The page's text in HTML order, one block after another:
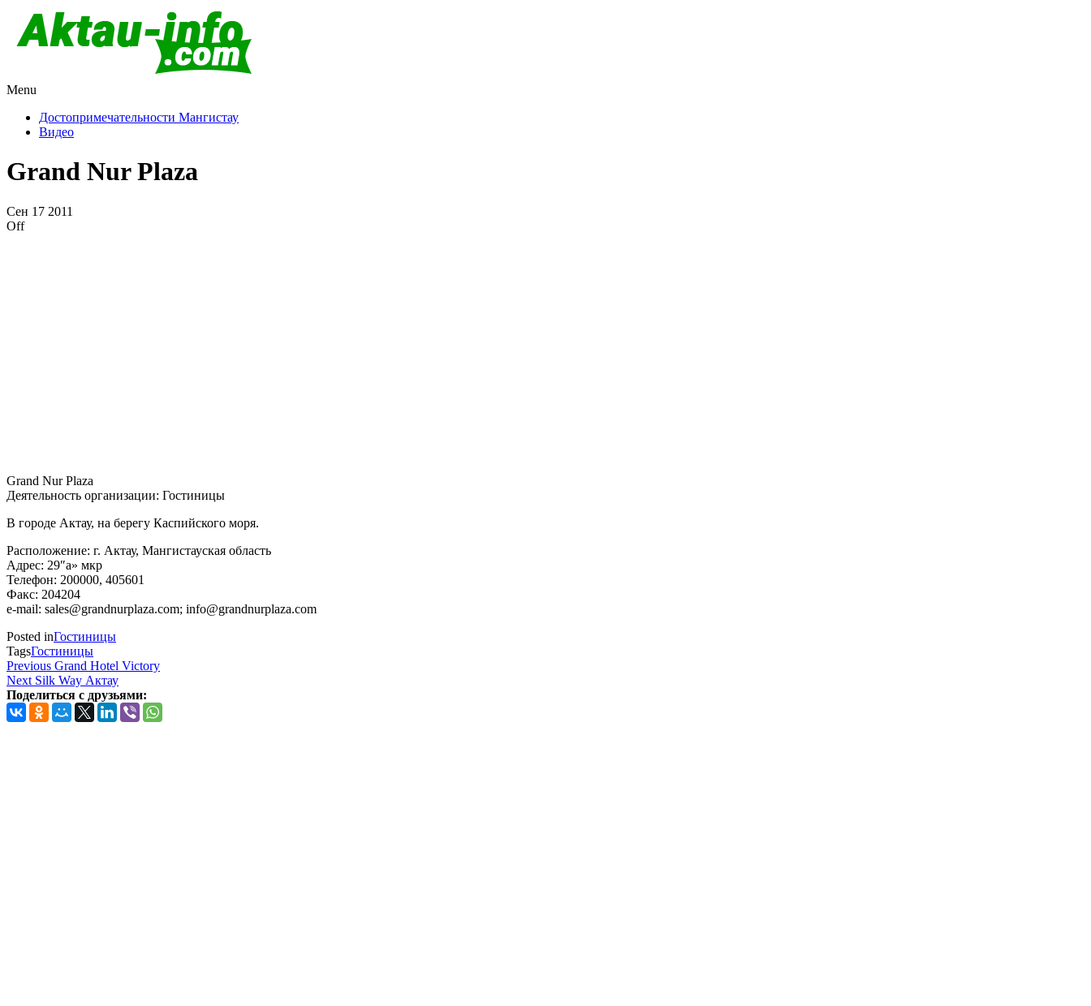
Menu
Достопримечательности Мангистау
Видео
Grand Nur Plaza
Сен 17 2011
Off
Grand Nur Plaza
Деятельность организации: Гостиницы
В городе Актау, на берегу Каспийского моря.
Расположение: г. Актау, Мангистауская область
Адрес: 29″а» мкр
Телефон: 200000, 405601
Факс: 204204
e-mail: sales@grandnurplaza.com; info@grandnurplaza.com
Posted inГостиницы
TagsГостиницы
Навигация
по
записям
Previous
Post
Previous Grand Hotel Victory
Next
Post
Next Silk Way Актау
Поделиться с друзьями: